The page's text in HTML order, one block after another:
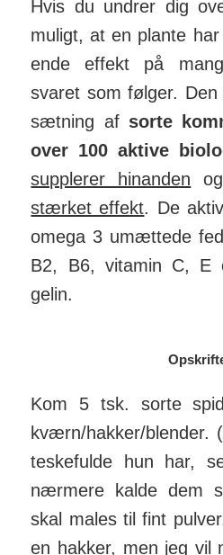
Hvis du undrer dig
muligt, at en plante
ende effekt på
svaret som følger.
sæt­ning af sorte
over 100 ak­tive
sup­plerer hi­nanden
stærket effekt. De
omega 3 umæt­tede
B2, B6, vitamin C, E
gelin.
Kom 5 tsk. sorte
kværn/hakker/blender.
te­ske­fulde hun har,
nær­mere kalde dem
skal males til fint
en hakker, men jeg